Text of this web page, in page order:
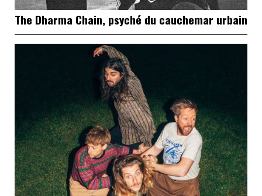
The Dharma Chain, psyché du cauchemar urbain